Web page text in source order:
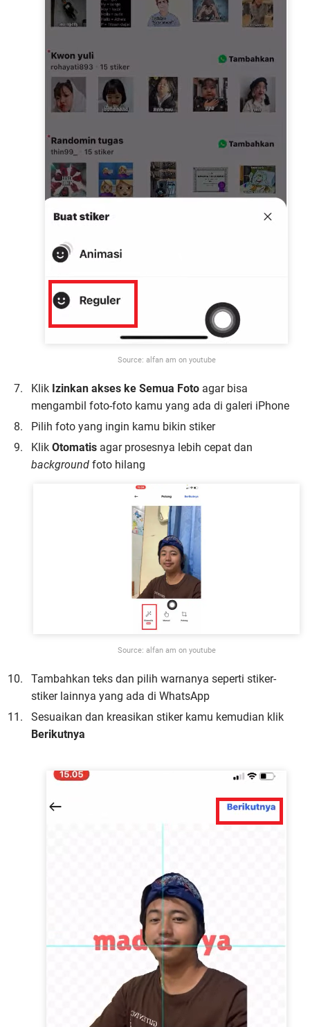
Source: alfan am on youtube
Klik Izinkan akses ke Semua Foto agar bisa
mengambil foto-foto kamu yang ada di galeri iPhone
Pilih foto yang ingin kamu bikin stiker
Klik Otomatis agar prosesnya lebih cepat dan
background foto hilang
Source: alfan am on youtube
Tambahkan teks dan pilih warnanya seperti stiker-
stiker lainnya yang ada di WhatsApp
Sesuaikan dan kreasikan stiker kamu kemudian klik
Berikutnya